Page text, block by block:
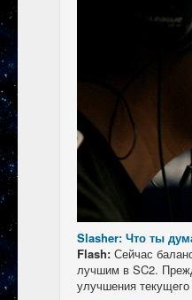
Slasher: Что ты
Flash: Сейчас
лучшим в SC2.
улучшения